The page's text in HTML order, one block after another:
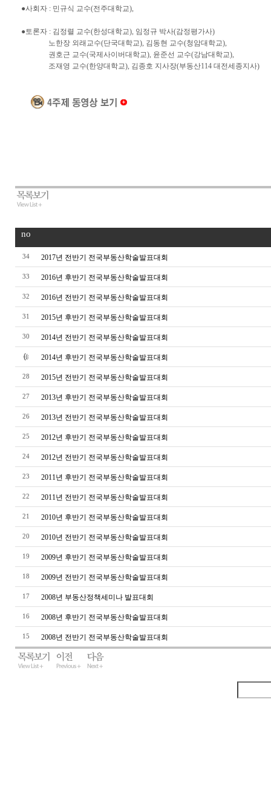
●사회자 : 민규식 교수(전주대학교),
●토론자 : 김정렬 교수(한성대학교), 임정규 박사(감정평가사)
노한장 외래교수(단국대학교), 김동현 교수(청암대학교),
권호근 교수(국제사이버대학교), 윤준선 교수(강남대학교),
조재영 교수(한양대학교), 김종호 지사장(부동산114 대전세종지사)
no
34 2017년 전반기 전국부동산학술발표대회
33 2016년 후반기 전국부동산학술발표대회
32 2016년 전반기 전국부동산학술발표대회
31 2015년 후반기 전국부동산학술발표대회
30 2014년 전반기 전국부동산학술발표대회
2014년 후반기 전국부동산학술발표대회
28 2015년 전반기 전국부동산학술발표대회
27 2013년 후반기 전국부동산학술발표대회
26 2013년 전반기 전국부동산학술발표대회
25 2012년 후반기 전국부동산학술발표대회
24 2012년 전반기 전국부동산학술발표대회
23 2011년 후반기 전국부동산학술발표대회
22 2011년 전반기 전국부동산학술발표대회
21 2010년 후반기 전국부동산학술발표대회
20 2010년 전반기 전국부동산학술발표대회
19 2009년 후반기 전국부동산학술발표대회
18 2009년 전반기 전국부동산학술발표대회
17 2008년 부동산정책세미나 발표대회
16 2008년 후반기 전국부동산학술발표대회
15 2008년 전반기 전국부동산학술발표대회